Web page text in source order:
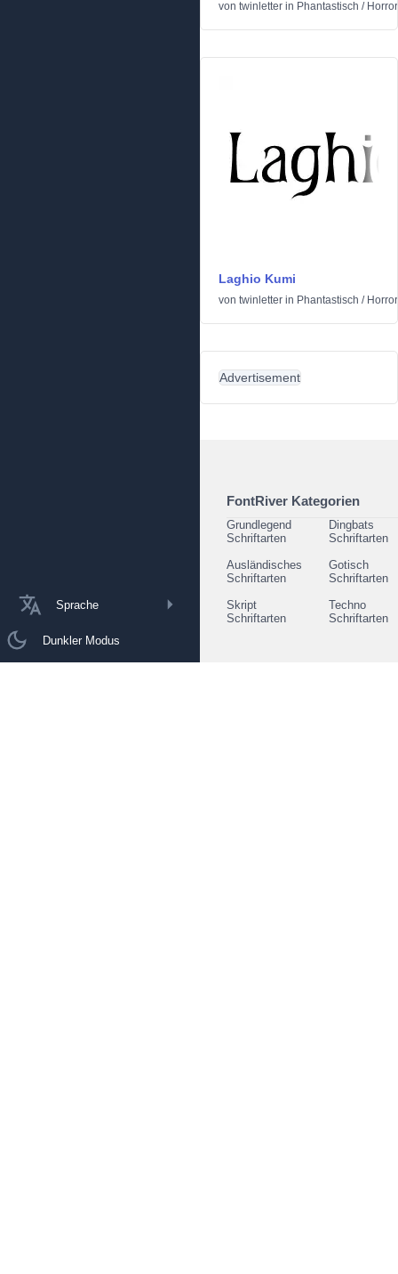
Sprache
Dunkler Modus
von twinletter in Phantastisch / Horror
Laghio Kumi
von twinletter in Phantastisch / Horror
Advertisement
FontRiver Kategorien
Grundlegend
Schriftarten
Dingbats
Schriftarten
Ausländisches
Schriftarten
Gotisch
Schriftarten
Skript
Schriftarten
Techno
Schriftarten